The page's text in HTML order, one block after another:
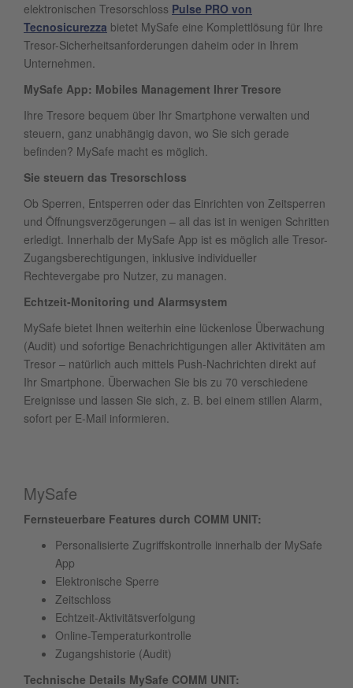
elektronischen Tresorschloss Pulse PRO von
Tecnosicurezza bietet MySafe eine Komplettlösung für Ihre
Tresor-Sicherheitsanforderungen daheim oder in Ihrem
Unternehmen.
MySafe App: Mobiles Management Ihrer Tresore
Ihre Tresore bequem über Ihr Smartphone verwalten und
steuern, ganz unabhängig davon, wo Sie sich gerade
befinden? MySafe macht es möglich.
Sie steuern das Tresorschloss
Ob Sperren, Entsperren oder das Einrichten von Zeitsperren
und Öffnungsverzögerungen – all das ist in wenigen Schritten
erledigt. Innerhalb der MySafe App ist es möglich alle Tresor-
Zugangsberechtigungen, inklusive individueller
Rechtevergabe pro Nutzer, zu managen.
Echtzeit-Monitoring und Alarmsystem
MySafe bietet Ihnen weiterhin eine lückenlose Überwachung
(Audit) und sofortige Benachrichtigungen aller Aktivitäten am
Tresor – natürlich auch mittels Push-Nachrichten direkt auf
Ihr Smartphone. Überwachen Sie bis zu 70 verschiedene
Ereignisse und lassen Sie sich, z. B. bei einem stillen Alarm,
sofort per E-Mail informieren.
MySafe
Fernsteuerbare Features durch COMM UNIT:
Personalisierte Zugriffskontrolle innerhalb der MySafe
App
Elektronische Sperre
Zeitschloss
Echtzeit-Aktivitätsverfolgung
Online-Temperaturkontrolle
Zugangshistorie (Audit)
Technische Details MySafe COMM UNIT: